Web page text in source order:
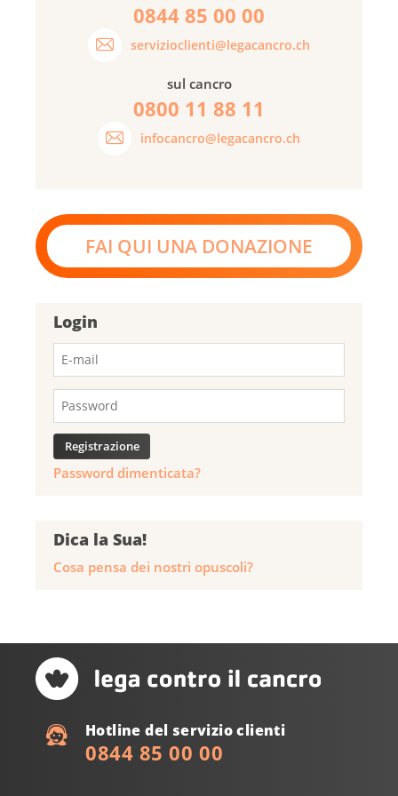
0844 85 00 00
servizioclienti@legacancro.ch
sul cancro
0800 11 88 11
infocancro@legacancro.ch
FAI QUI UNA DONAZIONE
Login
Password dimenticata?
Dica la Sua!
Cosa pensa dei nostri opuscoli?
Hotline del servizio clienti
0844 85 00 00